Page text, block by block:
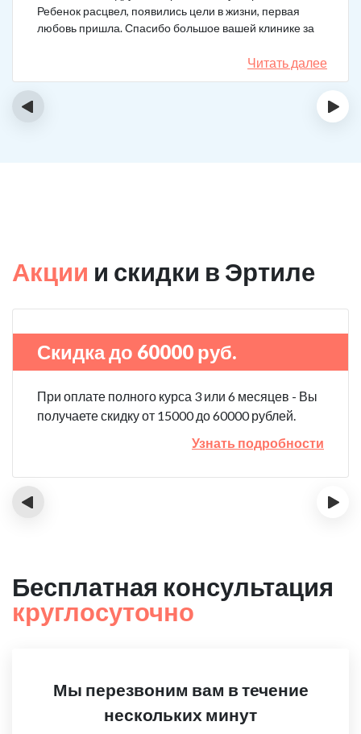
Ребенок расцвел, появились цели в жизни, первая
любовь пришла. Спасибо большое вашей клинике за
Читать далее
‹ ›
Акции и скидки в Эртиле
Скидка до 60000 руб.
При оплате полного курса 3 или 6 месяцев - Вы
получаете скидку от 15000 до 60000 рублей.
Узнать подробности
‹ ›
Бесплатная консультация
круглосуточно
Мы перезвоним вам в течение
нескольких минут